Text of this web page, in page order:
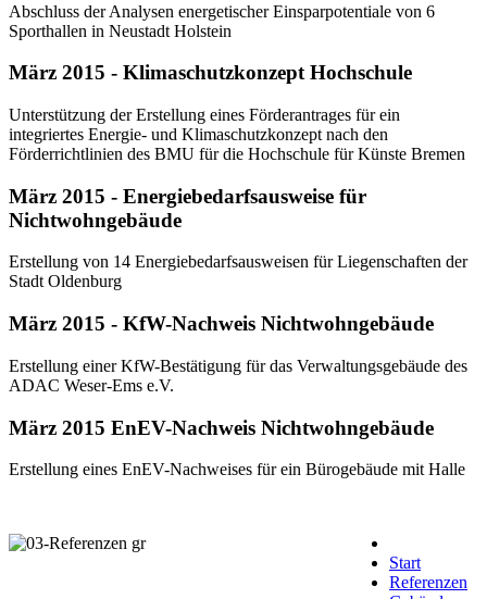
Abschluss der Analysen energetischer Einsparpotentiale von 6
Sporthallen in Neustadt Holstein
März 2015 - Klimaschutzkonzept Hochschule
Unterstützung der Erstellung eines Förderantrages für ein
integriertes Energie- und Klimaschutzkonzept nach den
Förderrichtlinien des BMU für die Hochschule für Künste Bremen
März 2015 - Energiebedarfsausweise für
Nichtwohngebäude
Erstellung von 14 Energiebedarfsausweisen für Liegenschaften der
Stadt Oldenburg
März 2015 - KfW-Nachweis Nichtwohngebäude
Erstellung einer KfW-Bestätigung für das Verwaltungsgebäude des
ADAC Weser-Ems e.V.
März 2015 EnEV-Nachweis Nichtwohngebäude
Erstellung eines EnEV-Nachweises für ein Bürogebäude mit Halle
Start
Referenzen